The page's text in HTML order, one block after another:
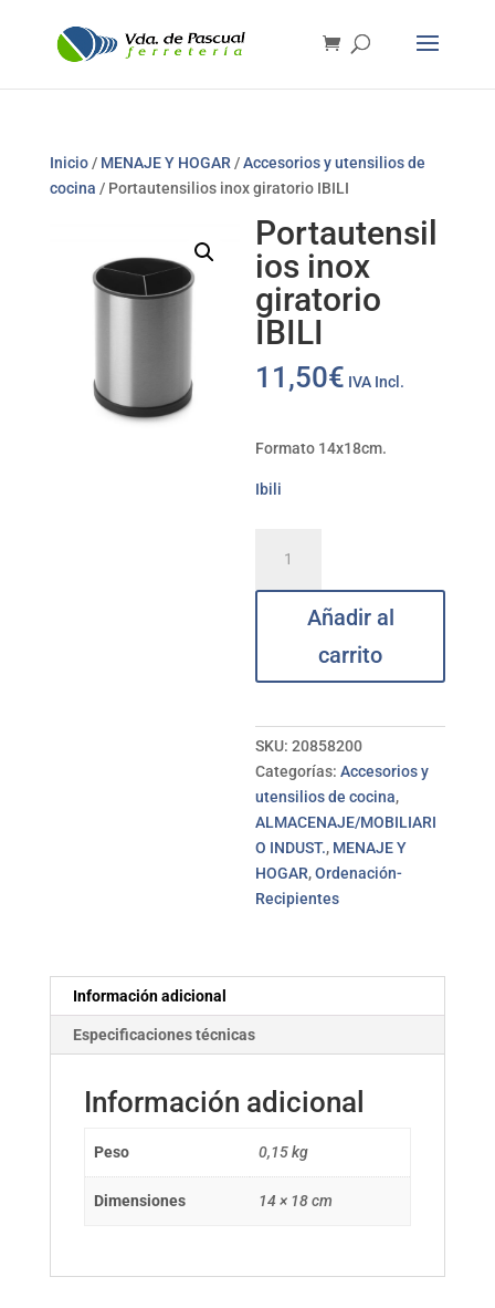
Inicio/ MENAJE Y HOGAR /Accesorios y utensilios de
cocina / Portautensilios inox giratorio IBILI
Portautensil
ios inox
giratorio
IBILI
11,50€ IVA Incl.
Formato 14x18cm.
Ibili
giratorio
Añadir al
carrito
SKU:20858200
Categorías:Accesorios y
utensilios de cocina,
ALMACENAJE/MOBILIARI
O INDUST., MENAJE Y
HOGAR,Ordenación-
Recipientes
Información adicional
Especificaciones técnicas
Información adicional
Peso 0,15 kg
Dimensiones 14 × 18 cm